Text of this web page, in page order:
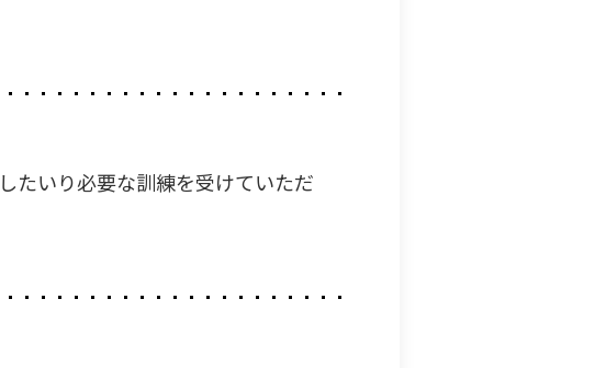
たいり必要な訓練を受けていただ